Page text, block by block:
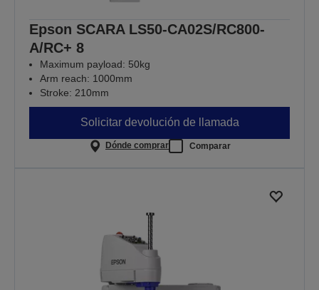
Epson SCARA LS50-CA02S/RC800-
A/RC+ 8
Maximum payload: 50kg
Arm reach: 1000mm
Stroke: 210mm
Solicitar devolución de llamada
Dónde comprar Comparar